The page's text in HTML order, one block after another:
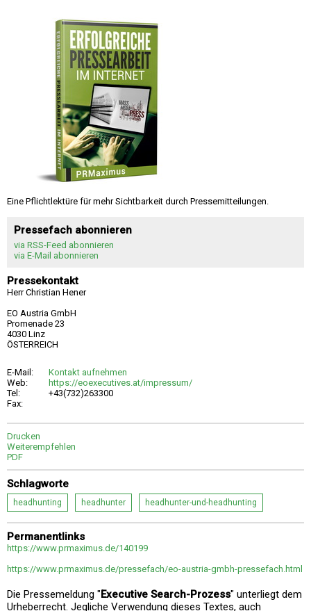
Eine Pflichtlektüre für mehr Sichtbarkeit durch Pressemitteilungen.
Pressefach abonnieren
via RSS-Feed abonnieren
via E-Mail abonnieren
Pressekontakt
Herr Christian Hener
EO Austria GmbH
Promenade 23
4030 Linz
ÖSTERREICH
E-Mail:
Kontakt aufnehmen
Web:
https://eoexecutives.at/impressum/
Tel:
+43(732)263300
Fax:
Drucken
Weiterempfehlen
PDF
Schlagworte
headhunting headhunter headhunter-und-headhunting
Permanentlinks
https://www.prmaximus.de/140199
https://www.prmaximus.de/pressefach/eo-austria-gmbh-pressefach.html
Die Pressemeldung "Executive Search-Prozess" unterliegt dem
Urheberrecht. Jegliche Verwendung dieses Textes, auch